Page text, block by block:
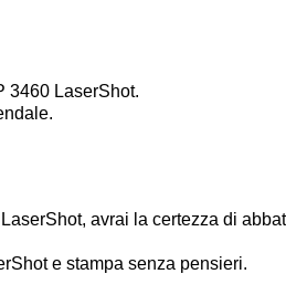
3460 LaserShot.
avrai la certezza di
e stampa senza pensieri.